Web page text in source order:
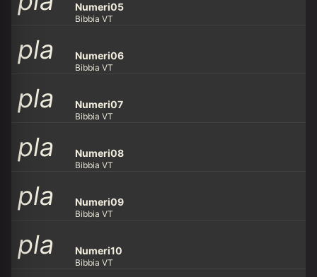
row
row
y_ar
row
Numeri05
Bibbia VT
pla
y_ar
row
Numeri06
Bibbia VT
pla
y_ar
row
Numeri07
Bibbia VT
pla
y_ar
row
Numeri08
Bibbia VT
pla
y_ar
Numeri09
Bibbia VT
pla
Numeri10
Bibbia VT